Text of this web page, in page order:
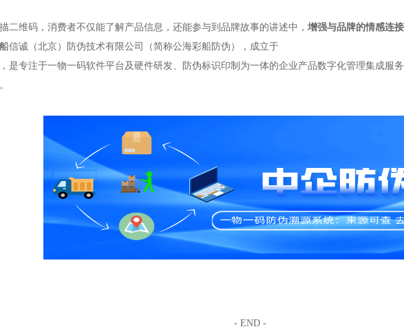
二维码，消费者不仅能了解产品信息，还能参与到品牌故事的讲述中， 增强与品牌的情感连
信诚（北京）防伪技术有限公司（简称公海彩船防伪），成立于
是专注于一物一码软件平台及硬件研发、防伪标识印制为一体的企业产品数字化管理集成服
- END -